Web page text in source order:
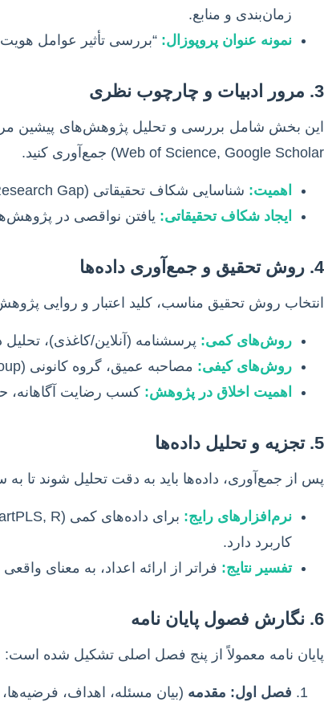
زمان‌بندی و منابع.
نمونه عنوان پروپوزال: “بررسی تأثیر عوامل
3. مرور ادبیات و چارچوب نظری
Web of Science, Google Scholar) جمع‌آوری کنید.
اهمیت: شناسایی شکاف تحقیقاتی (Research Gap)، تدوین چارچوب نظری قوی و پشتیبانی از فرضیه‌ها.
ایجاد شکاف تحقیقاتی: یافتن نواقصی در
4. روش تحقیق و جمع‌آوری داده‌ها
انتخاب روش تحقیق مناسب، کلید اعتبار و روایی
روش‌های کمی: پرسشنامه (آنلاین/کاغذی)،
روش‌های کیفی: مصاحبه عمیق، گروه کانونی (Focus Group)، مشاهده مشارکتی، تحلیل محتوا.
اهمیت اخلاق در پژوهش: کسب رضایت آگاهانه،
5. تجزیه و تحلیل داده‌ها
پس از جمع‌آوری، داده‌ها باید به دقت تحلیل شوند تا به
نرم‌افزارهای رایج:
کاربرد دارد.
تفسیر نتایج: فراتر از ارائه اعداد، به معنای
6. نگارش فصول پایان نامه
پایان نامه معمولاً از پنج فصل اصلی تشکیل شده است:
فصل اول: مقدمه (بیان مسئله، اهداف،